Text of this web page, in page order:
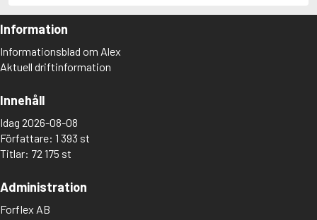
Information
Informationsblad om Alex
Aktuell driftinformation
Innehåll
Idag 2026-08-08
Författare: 1 393 st
Titlar: 72 175 st
Administration
Forflex AB